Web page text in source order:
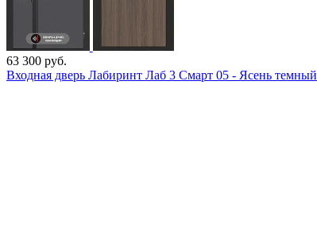
63 300 руб.
Входная дверь Лабиринт Лаб 3 Смарт 05 - Ясень темный